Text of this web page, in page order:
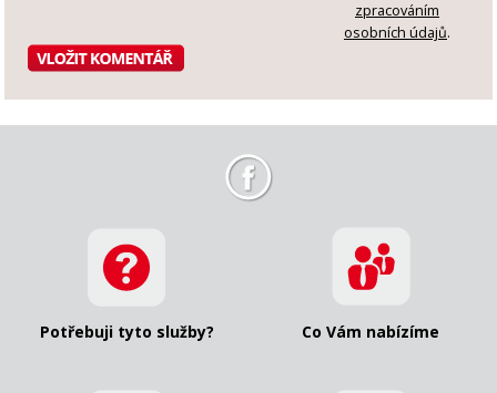
zpracováním
osobních údajů.
Potřebuji tyto služby? Co Vám nabízíme